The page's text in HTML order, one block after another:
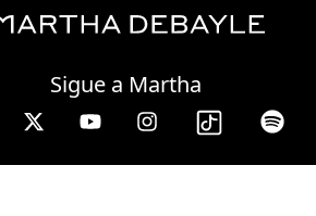
Sigue a Martha
W, lunes a viernes de 10 a 13 hrs.